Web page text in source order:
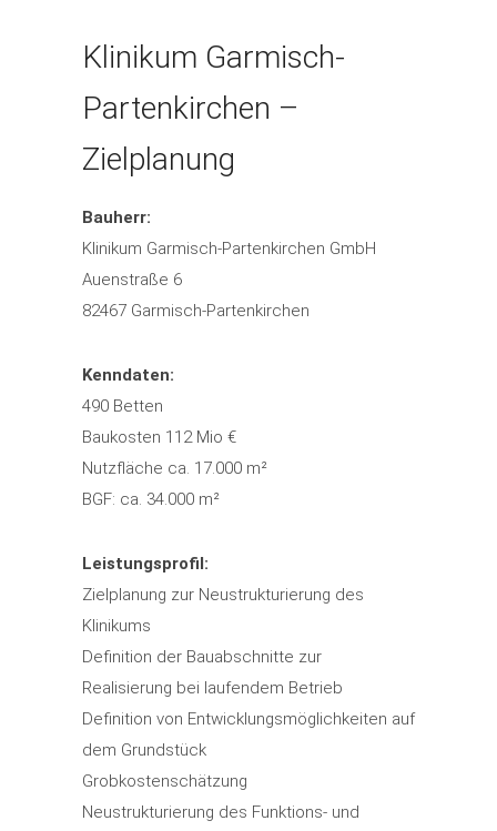
Klinikum Garmisch-
Partenkirchen –
Zielplanung
Bauherr:
Klinikum Garmisch-Partenkirchen GmbH
Auenstraße 6
82467 Garmisch-Partenkirchen
Kenndaten:
490 Betten
Baukosten 112 Mio €
Nutzfläche ca. 17.000 m²
BGF: ca. 34.000 m²
Leistungsprofil:
Zielplanung zur Neustrukturierung des
Klinikums
Definition der Bauabschnitte zur
Realisierung bei laufendem Betrieb
Definition von Entwicklungsmöglichkeiten auf
dem Grundstück
Grobkostenschätzung
Neustrukturierung des Funktions- und